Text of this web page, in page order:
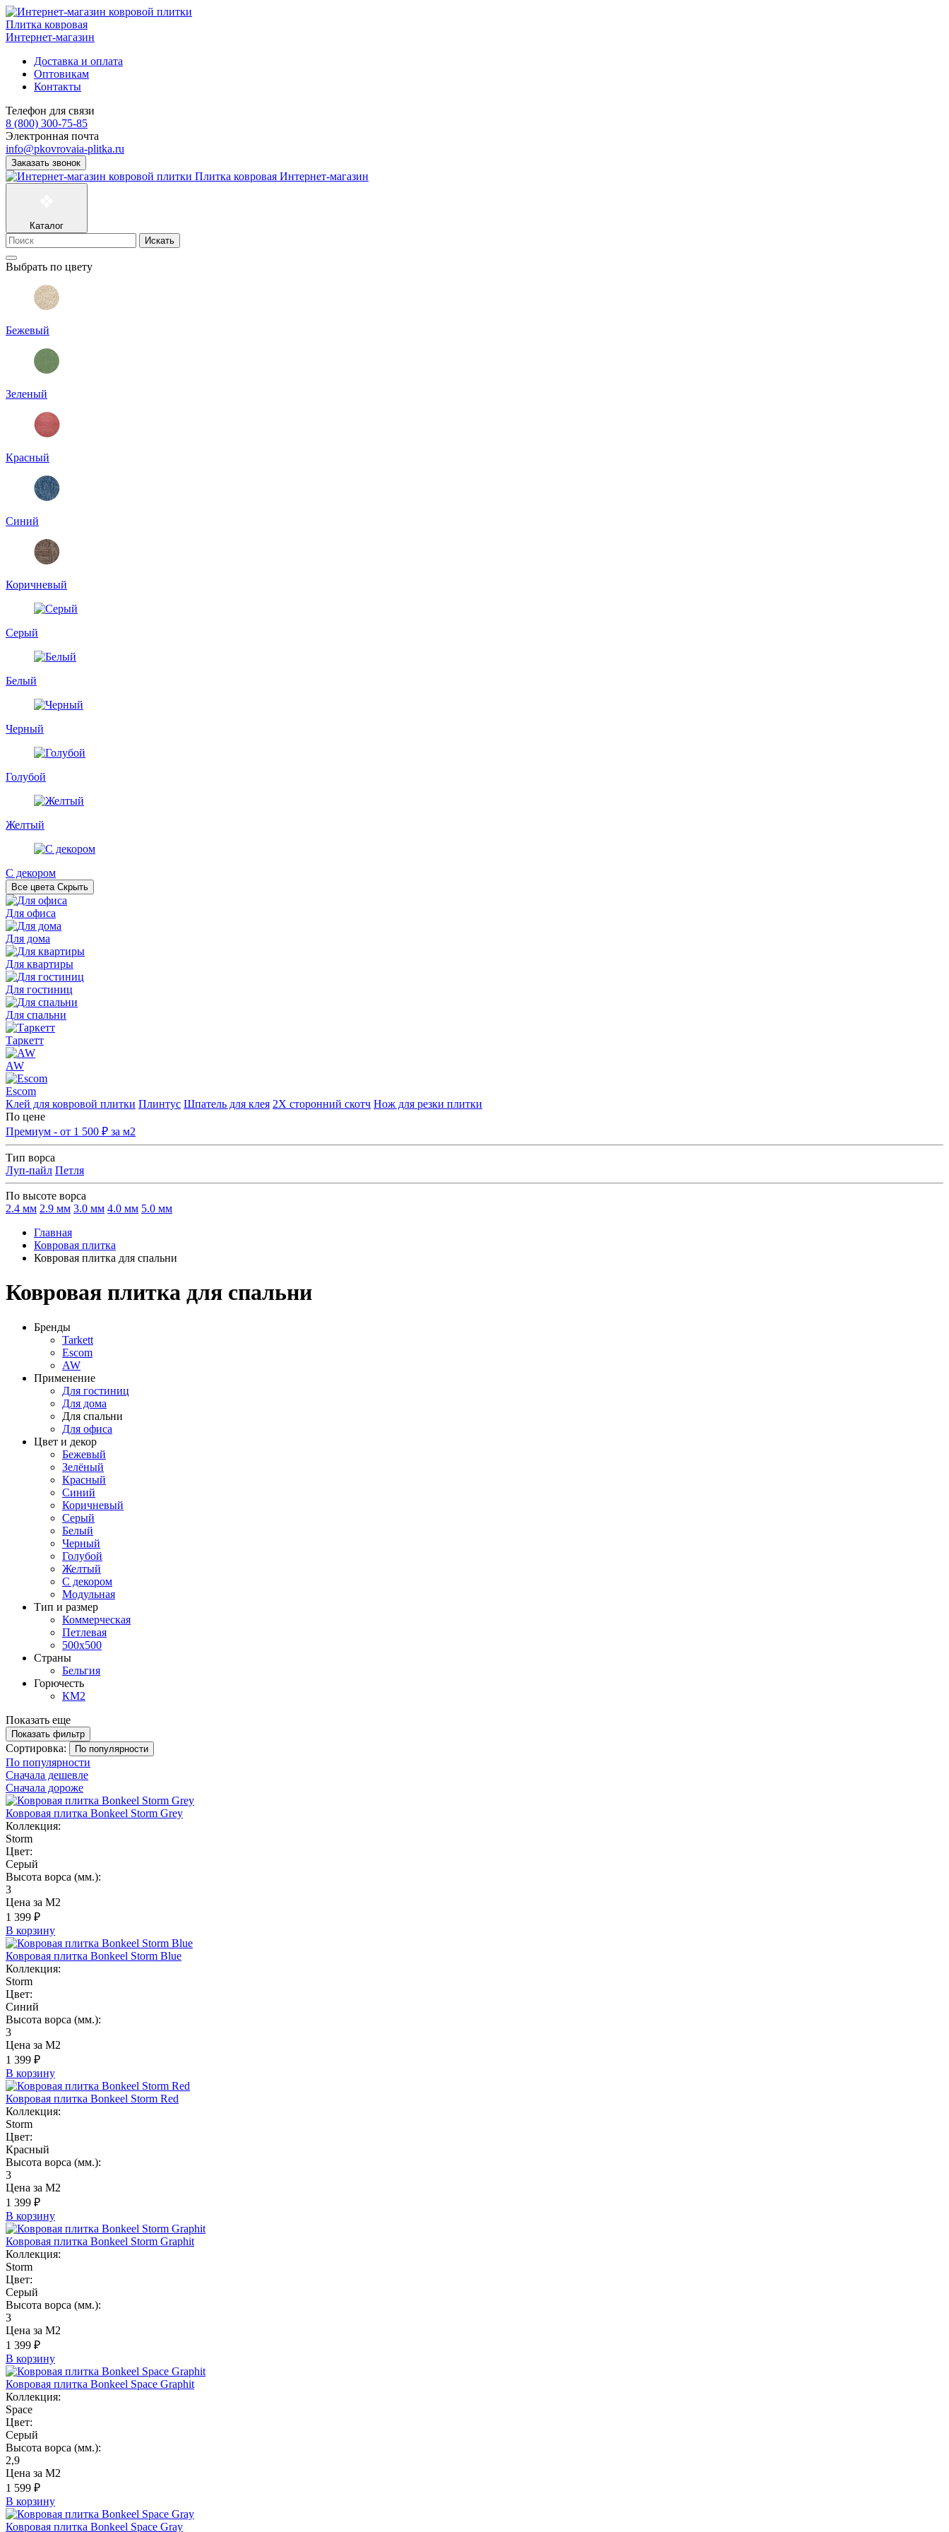
Плитка ковровая
Интернет-магазин
Доставка и оплата
Оптовикам
Контакты
Телефон для связи
8 (800) 300-75-85
Электронная почта
info@pkovrovaia-plitka.ru
Заказать звонок
Плитка ковровая Интернет-магазин
Каталог
Искать
Выбрать по цвету
Бежевый
Зеленый
Красный
Синий
Коричневый
Серый
Белый
Черный
Голубой
Желтый
С декором
Все цвета Скрыть
Для офиса
Для дома
Для квартиры
Для гостиниц
Для спальни
Таркетт
AW
Escom
Клей для ковровой плитки Плинтус Шпатель для клея 2Х сторонний скотч Нож для резки плитки
По цене
Премиум - от 1 500 ₽ за м2
Тип ворса
Луп-пайл Петля
По высоте ворса
2.4 мм 2.9 мм 3.0 мм 4.0 мм 5.0 мм
Главная
Ковровая плитка
Ковровая плитка для спальни
Ковровая плитка для спальни
Бренды
Tarkett
Escom
AW
Применение
Для гостиниц
Для дома
Для спальни
Для офиса
Цвет и декор
Бежевый
Зелёный
Красный
Синий
Коричневый
Серый
Белый
Черный
Голубой
Желтый
С декором
Модульная
Тип и размер
Коммерческая
Петлевая
500х500
Страны
Бельгия
Горючесть
КМ2
Показать еще
Показать фильтр
Сортировка: По популярности
По популярности
Сначала дешевле
Сначала дороже
Ковровая плитка Bonkeel Storm Grey
Коллекция:
Storm
Цвет:
Серый
Высота ворса (мм.):
3
Цена за М2
1 399 ₽
В корзину
Ковровая плитка Bonkeel Storm Blue
Коллекция:
Storm
Цвет:
Синий
Высота ворса (мм.):
3
Цена за М2
1 399 ₽
В корзину
Ковровая плитка Bonkeel Storm Red
Коллекция:
Storm
Цвет:
Красный
Высота ворса (мм.):
3
Цена за М2
1 399 ₽
В корзину
Ковровая плитка Bonkeel Storm Graphit
Коллекция:
Storm
Цвет:
Серый
Высота ворса (мм.):
3
Цена за М2
1 399 ₽
В корзину
Ковровая плитка Bonkeel Space Graphit
Коллекция:
Space
Цвет:
Серый
Высота ворса (мм.):
2,9
Цена за М2
1 599 ₽
В корзину
Ковровая плитка Bonkeel Space Gray